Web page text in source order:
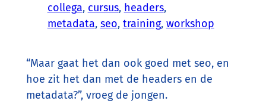
collega, cursus, headers,
metadata, seo, training, workshop
“Maar gaat het dan ook goed met seo, en
hoe zit het dan met de headers en de
metadata?”, vroeg de jongen.